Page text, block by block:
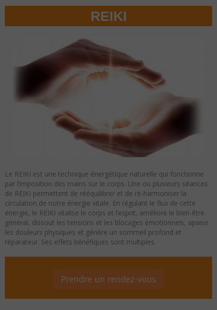
REIKI
Le REIKI est une technique énergétique naturelle qui fonctionne
par l’imposition des mains sur le corps. Une ou plusieurs séances
de REIKI permettent de rééquilibrer et de ré-harmoniser la
circulation de notre énergie vitale. En régulant le flux de cette
énergie, le REIKI vitalise le corps et l’esprit, améliore le bien-être
général, dissout les tensions et les blocages émotionnels, apaise
les douleurs physiques et génère un sommeil profond et
réparateur. Ses effets bénéfiques sont multiples.
Prendre un rendez-vous